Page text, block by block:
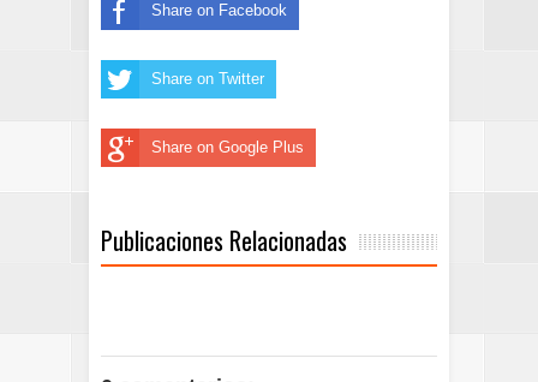
Share on Facebook
Share on Twitter
Share on Google Plus
Publicaciones Relacionadas